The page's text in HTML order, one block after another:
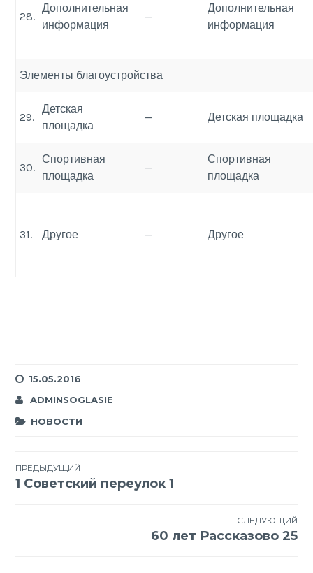
28.
Дополнительная
информация
—
Дополнительная
информация
Элементы благоустройства
29.
Детская
площадка
— Детская площадка
30.
Спортивная
площадка
—
Спортивная
площадка
31. Другое — Другое
15.05.2016
ADMINSOGLASIE
НОВОСТИ
Навигация
ПРЕДЫДУЩИЙ
1 Советский переулок 1
СЛЕДУЮЩИЙ
60 лет Рассказово 25